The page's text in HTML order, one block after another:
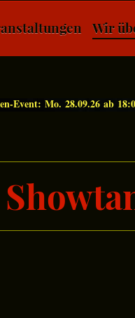
Wir
Event: Mo. 28.09.26 ab